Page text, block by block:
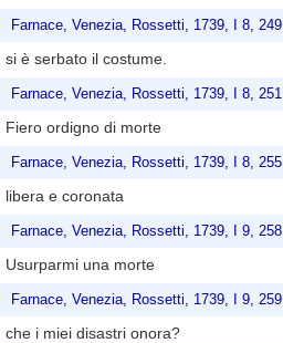
Farnace, Venezia, Rossetti, 1739, I 8, 249
si è serbato il costume.
Farnace, Venezia, Rossetti, 1739, I 8, 251
Fiero ordigno di morte
Farnace, Venezia, Rossetti, 1739, I 8, 255
libera e coronata
Farnace, Venezia, Rossetti, 1739, I 9, 258
Usurparmi una morte
Farnace, Venezia, Rossetti, 1739, I 9, 259
che i miei disastri onora?